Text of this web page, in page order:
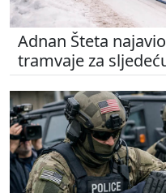
Adnan Šteta
tramvaje za